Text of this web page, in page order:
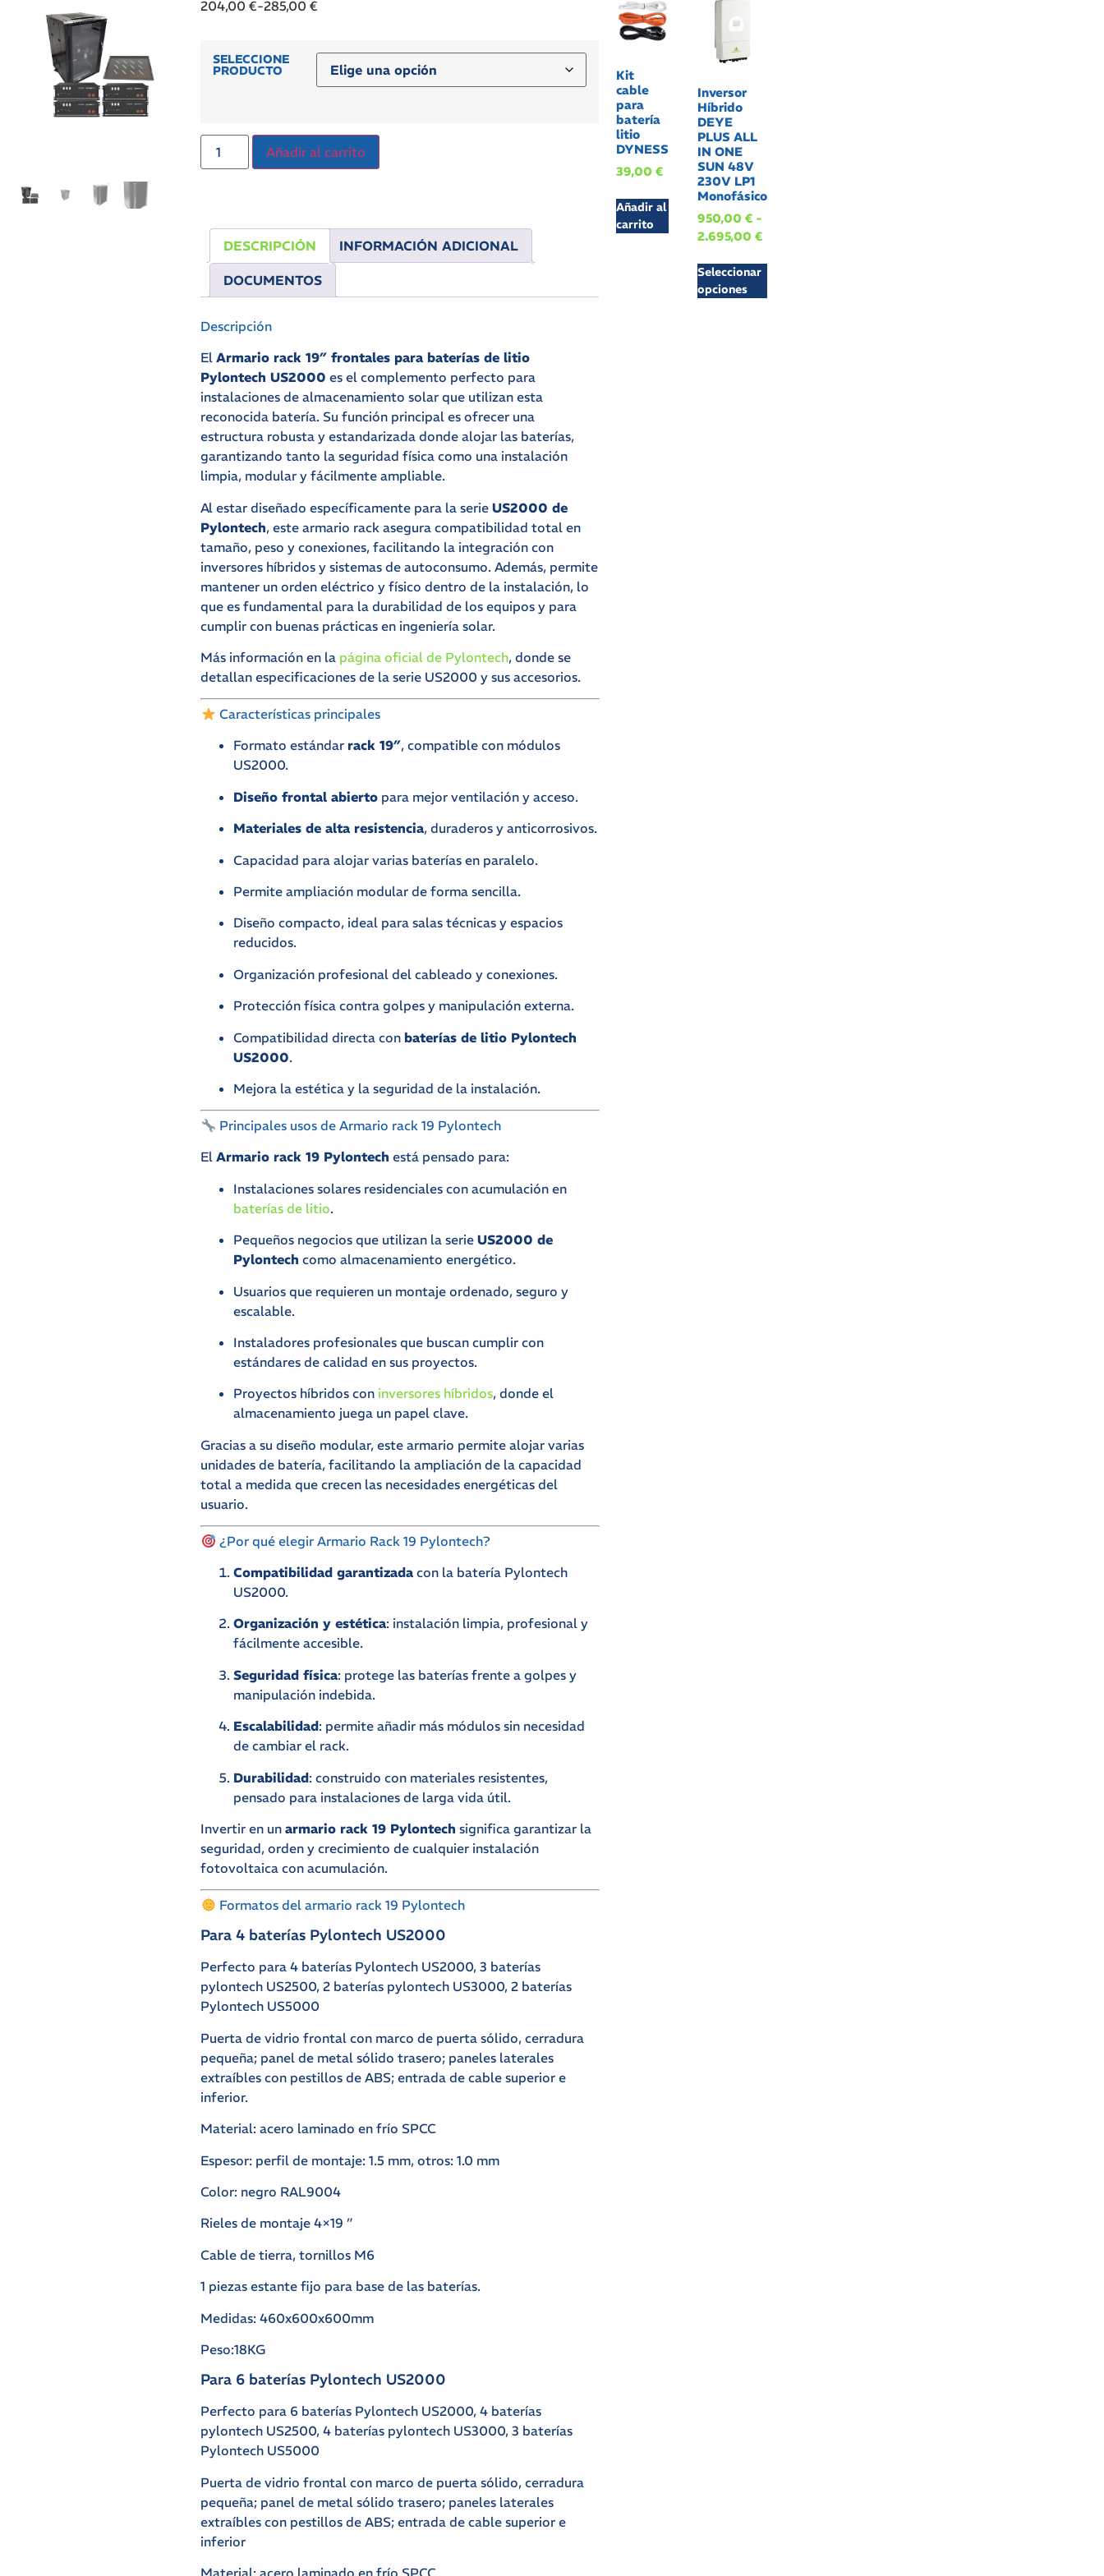
204,00€-285,00€
SELECCIONE
PRODUCTO
Añadir al carrito
DESCRIPCIÓN INFORMACIÓN ADICIONAL
DOCUMENTOS
Descripción
ElArmario rack 19″ frontales para baterías de litio
Pylontech US2000 es el complemento perfecto para
instalaciones de almacenamiento solar que utilizan esta
reconocida batería. Su función principal es ofrecer una
estructura robusta y estandarizada donde alojar las baterías,
garantizando tanto la seguridad física como una instalación
limpia, modular y fácilmente ampliable.
Al estar diseñado específicamente para la serieUS2000 de
Pylontech, este armario rack asegura compatibilidad total en
tamaño, peso y conexiones, facilitando la integración con
inversores híbridos y sistemas de autoconsumo. Además, permite
mantener un orden eléctrico y físico dentro de la instalación, lo
que es fundamental para la durabilidad de los equipos y para
cumplir con buenas prácticas en ingeniería solar.
Más información en la página oficial de Pylontech, donde se
detallan especificaciones de la serie US2000 y sus accesorios.
Características principales
Formato estándar rack 19″, compatible con módulos
US2000.
Diseño frontal abierto para mejor ventilación y acceso.
Materiales de alta resistencia, duraderos y anticorrosivos.
Capacidad para alojar varias baterías en paralelo.
Permite ampliación modular de forma sencilla.
Diseño compacto, ideal para salas técnicas y espacios
reducidos.
Organización profesional del cableado y conexiones.
Protección física contra golpes y manipulación externa.
Compatibilidad directa con baterías de litio Pylontech
US2000.
Mejora la estética y la seguridad de la instalación.
Principales usos de Armario rack 19 Pylontech
ElArmario rack 19 Pylontech está pensado para:
Instalaciones solares residenciales con acumulación en
baterías de litio.
Pequeños negocios que utilizan la serieUS2000 de
Pylontech como almacenamiento energético.
Usuarios que requieren un montaje ordenado, seguro y
escalable.
Instaladores profesionales que buscan cumplir con
estándares de calidad en sus proyectos.
Proyectos híbridos con inversores híbridos, donde el
almacenamiento juega un papel clave.
Gracias a su diseño modular, este armario permite alojar varias
unidades de batería, facilitando la ampliación de la capacidad
total a medida que crecen las necesidades energéticas del
usuario.
¿Por qué elegir Armario Rack 19 Pylontech?
Compatibilidad garantizada con la batería Pylontech
US2000.
Organización y estética: instalación limpia, profesional y
fácilmente accesible.
Seguridad física: protege las baterías frente a golpes y
manipulación indebida.
Escalabilidad: permite añadir más módulos sin necesidad
de cambiar el rack.
Durabilidad: construido con materiales resistentes,
pensado para instalaciones de larga vida útil.
Invertir en unarmario rack 19 Pylontech significa garantizar la
seguridad, orden y crecimiento de cualquier instalación
fotovoltaica con acumulación.
Formatos del armario rack 19 Pylontech
Para 4 baterías Pylontech US2000
Perfecto para 4 baterías Pylontech US2000, 3 baterías
pylontech US2500, 2 baterías pylontech US3000, 2 baterías
Pylontech US5000
Puerta de vidrio frontal con marco de puerta sólido, cerradura
pequeña; panel de metal sólido trasero; paneles laterales
extraíbles con pestillos de ABS; entrada de cable superior e
inferior.
Material: acero laminado en frío SPCC
Espesor: perfil de montaje: 1.5 mm, otros: 1.0 mm
Color: negro RAL9004
Rieles de montaje 4×19 ”
Cable de tierra, tornillos M6
1 piezas estante fijo para base de las baterías.
Medidas: 460x600x600mm
Peso:18KG
Para 6 baterías Pylontech US2000
Perfecto para 6 baterías Pylontech US2000, 4 baterías
pylontech US2500, 4 baterías pylontech US3000, 3 baterías
Pylontech US5000
Puerta de vidrio frontal con marco de puerta sólido, cerradura
pequeña; panel de metal sólido trasero; paneles laterales
extraíbles con pestillos de ABS; entrada de cable superior e
inferior
Kit
cable
para
batería
litio
DYNESS
39,00 €
Añadir al
carrito
Inversor
Híbrido
DEYE
PLUS ALL
IN ONE
SUN 48V
230V LP1
Monofásico
950,00 € -
2.695,00 €
Seleccionar
opciones